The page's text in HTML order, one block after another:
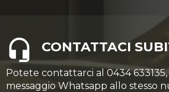
CONTATTACI
Potete contattarci al 0434
messaggio Whatsapp allo stesso